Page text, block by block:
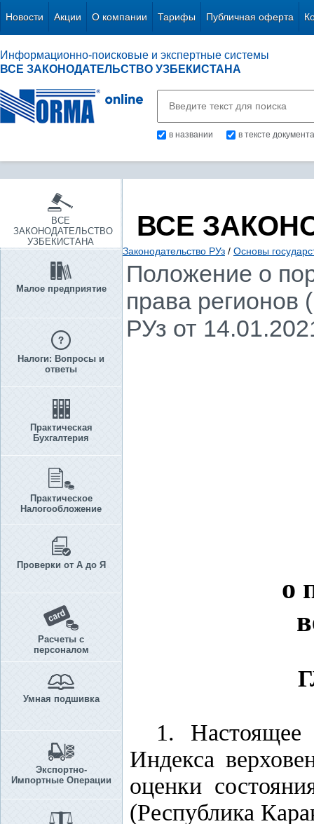
Новости Акции О компании Тарифы Публичная оферта
Информационно-поисковые и экспертные системы
ВСЕ ЗАКОНОДАТЕЛЬСТВО УЗБЕКИСТАНА
в названии в тексте документа
ВСЕ
ЗАКОНОДАТЕЛЬСТВО
УЗБЕКИСТАНА
Малое предприятие
Налоги: Вопросы и
ответы
Практическая
Бухгалтерия
Практическое
Налогообложение
Проверки от А до Я
Расчеты с
персоналом
Умная подшивка
Экспортно-
Импортные Операции
ВСЕ
Законодательство РУз / Основы
Положение о
права
РУз от
о
1. Настоящее
Индекса
оценки
(Республика